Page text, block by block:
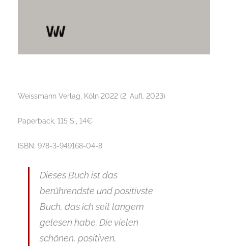
Weissmann Verlag, Köln 2022 (2. Aufl. 2023)
Paperback, 115 S., 14€
ISBN: 978-3-949168-04-8
Dieses Buch ist das
berührendste und positivste
Buch, das ich seit langem
gelesen habe. Die vielen
schönen, positiven,